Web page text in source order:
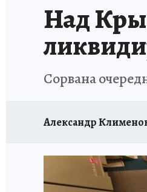
Над
Сорвана
Александр